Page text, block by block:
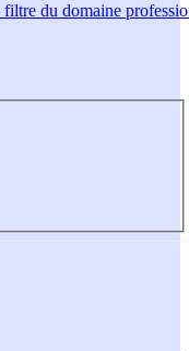
du domaine